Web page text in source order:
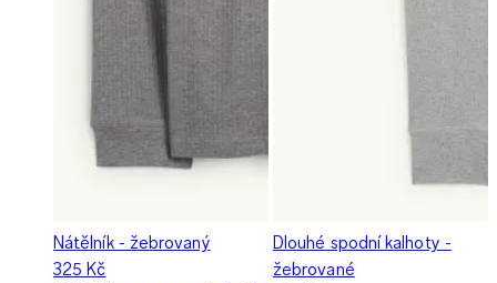
Nátělník - žebrovaný
325 Kč
Dlouhé spodní kalhoty -
žebrované